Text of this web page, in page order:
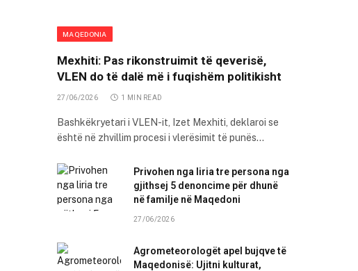
MAQEDONIA
Mexhiti: Pas rikonstruimit të qeverisë,
VLEN do të dalë më i fuqishëm politikisht
27/06/2026 1 MIN READ
Bashkëkryetari i VLEN-it, Izet Mexhiti, deklaroi se
është në zhvillim procesi i vlerësimit të punës…
Privohen nga liria tre persona nga
gjithsej 5 denoncime për dhunë
në familje në Maqedoni
27/06/2026
Agrometeorologët apel bujqve të
Maqedonisë: Ujitni kulturat,